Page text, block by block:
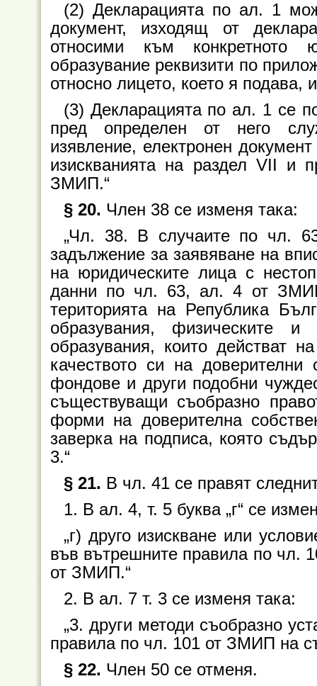
(2) Декларацията по ал. 1
документ, изходящ от
относими към конкретното
образувание реквизити по
относно лицето, което я подава,
(3) Декларацията по ал. 1 се
пред определен от него
изявление, електронен
изискванията на раздел VII и
ЗМИП.“
§ 20. Член 38 се изменя така:
„Чл. 38. В случаите по чл.
задължение за заявяване на
на юридическите лица с
данни по чл. 63, ал. 4 от
територията на Република
образувания, физическите
образувания, които действат
качеството си на доверителни
фондове и други подобни
съществуващи съобразно
форми на доверителна
заверка на подписа, която
3.“
§ 21. В чл. 41 се правят
1. В ал. 4, т. 5 буква „г“ се
„г) друго изискване или
във вътрешните правила по чл.
от ЗМИП.“
2. В ал. 7 т. 3 се изменя така:
„3. други методи съобразно
правила по чл. 101 от ЗМИП на
§ 22. Член 50 се отменя.